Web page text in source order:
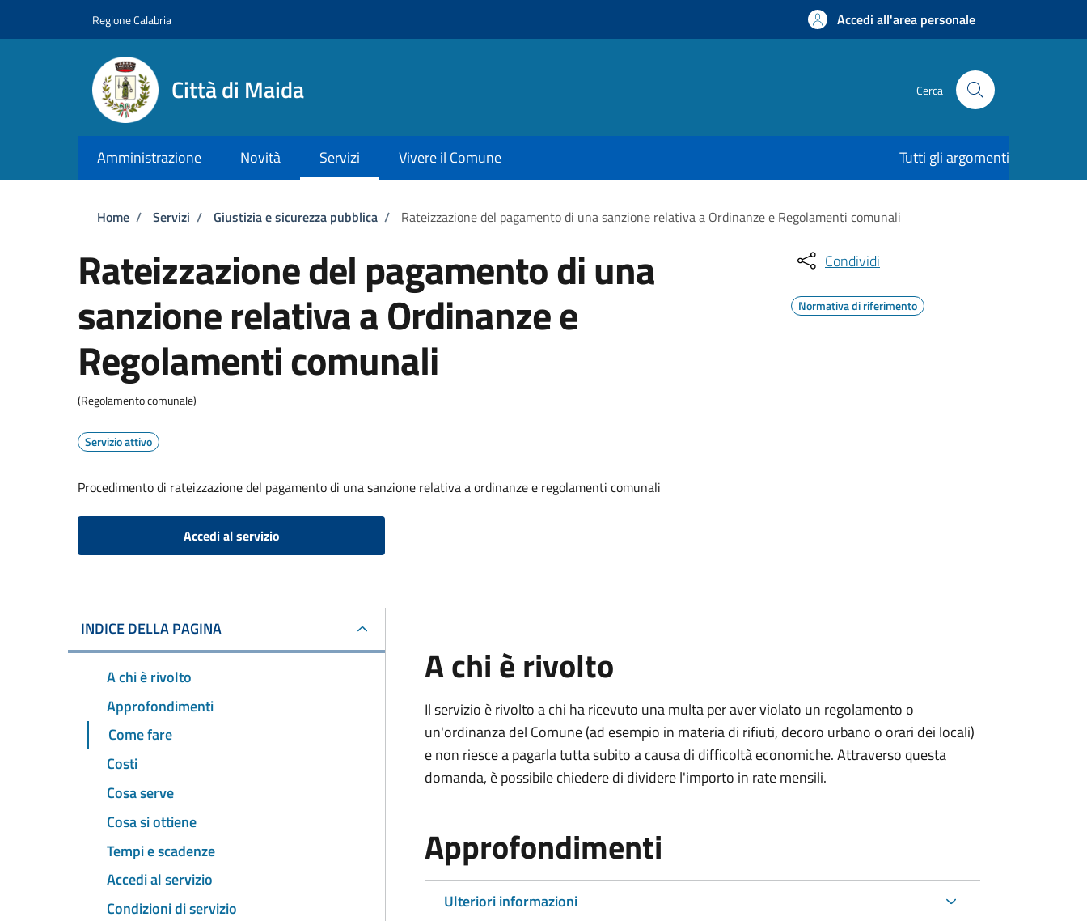
Regione Calabria Accedi all'area personale
Città di Maida Cerca
Amministrazione Novità Servizi Vivere il Comune Tutti gli argomenti
Briciole di pane
Home / Servizi / Giustizia e sicurezza pubblica / Rateizzazione del pagamento di una sanzione relativa a Ordinanze e Regolamenti comunali
Rateizzazione del pagamento di una
sanzione relativa a Ordinanze e
Regolamenti comunali
(Regolamento comunale)
Servizio attivo
Procedimento di rateizzazione del pagamento di una sanzione relativa a ordinanze e regolamenti comunali
Accedi al servizio
Condividi
Normativa di riferimento
INDICE DELLA PAGINA
A chi è rivolto
Approfondimenti
Come fare
Costi
Cosa serve
Cosa si ottiene
Tempi e scadenze
Accedi al servizio
Condizioni di servizio
A chi è rivolto
Il servizio è rivolto a chi ha ricevuto una multa per aver violato un regolamento o
un'ordinanza del Comune (ad esempio in materia di rifiuti, decoro urbano o orari dei locali)
e non riesce a pagarla tutta subito a causa di difficoltà economiche. Attraverso questa
domanda, è possibile chiedere di dividere l'importo in rate mensili.
Approfondimenti
Ulteriori informazioni